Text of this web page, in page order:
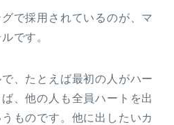
で採用されているのが、マ
です。
、たとえば最初の人がハー
、他の人も全員ハートを出
ものです。他に出したいカ